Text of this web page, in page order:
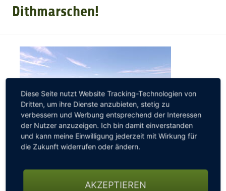
GOLFTURNIERE
MITGLIEDSCHAFT
GOLF NEWS
GOLFEINSTEIGER
GOLFHOTELS
Dithmarschen!
Der Golfclub Büsum Dithmarschen e.V.liegt 1 Stunde
vor den Toren Hamburg und bietet, auch bereits ein
Diese Seite nutzt Website Tracking-Technologien von
Dritten, um ihre Dienste anzubieten, stetig zu
verbessern und Werbung entsprechend der Interessen
der Nutzer anzuzeigen. Ich bin damit einverstanden
und kann meine Einwilligung jederzeit mit Wirkung für
die Zukunft widerrufen oder ändern.
AKZEPTIEREN